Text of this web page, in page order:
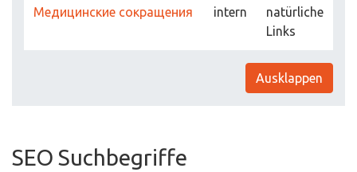
Медицинские сокращения intern
natürliche
Links
Ausklappen
SEO Suchbegriffe